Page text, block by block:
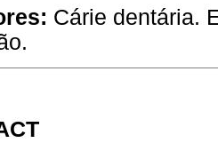
Cárie dentária.